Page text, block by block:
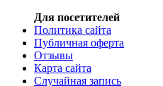
Для посетителей
Политика сайта
Публичная оферта
Отзывы
Карта сайта
Случайная запись